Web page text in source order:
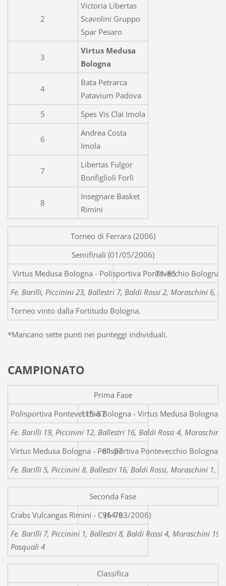
2
Victoria Libertas
Scavolini Gruppo
Spar Pesaro
3
Virtus Medusa
Bologna
4
Bata Petrarca
Patavium Padova
5
Spes Vis Clai Imola
6
Andrea Costa
Imola
7
Libertas Fulgor
Bonfiglioli Forlì
8
Insegnare Basket
Rimini
Torneo di Ferrara (2006)
Semifinali (01/05/2006)
Virtus Medusa Bologna -
71-85
Fe. Barilli, Piccinini 23, Ballestri 7, Baldi Rossi 2, Moraschini 6,
Torneo vinto dalla Fortitudo Bologna.
*Mancano sette punti nei punteggi individuali.
CAMPIONATO
Prima Fase
Polisportiva Pontevecchio Bologna -
115-87
Fe. Barilli 19, Piccinini 12, Ballestri 16, Baldi Rossi 4,
Virtus Medusa Bologna - Polisportiva Pontevecchio Bologna
81-97
Fe. Barilli 5, Piccinini 8, Ballestri 16, Baldi Rossi, Moraschini 1,
Seconda Fase
Crabs Vulcangas
96-78
Fe. Barilli 7, Piccinini 1, Ballestri 8, Baldi Rossi 4, Moraschini
Pasquali 4
Classifica